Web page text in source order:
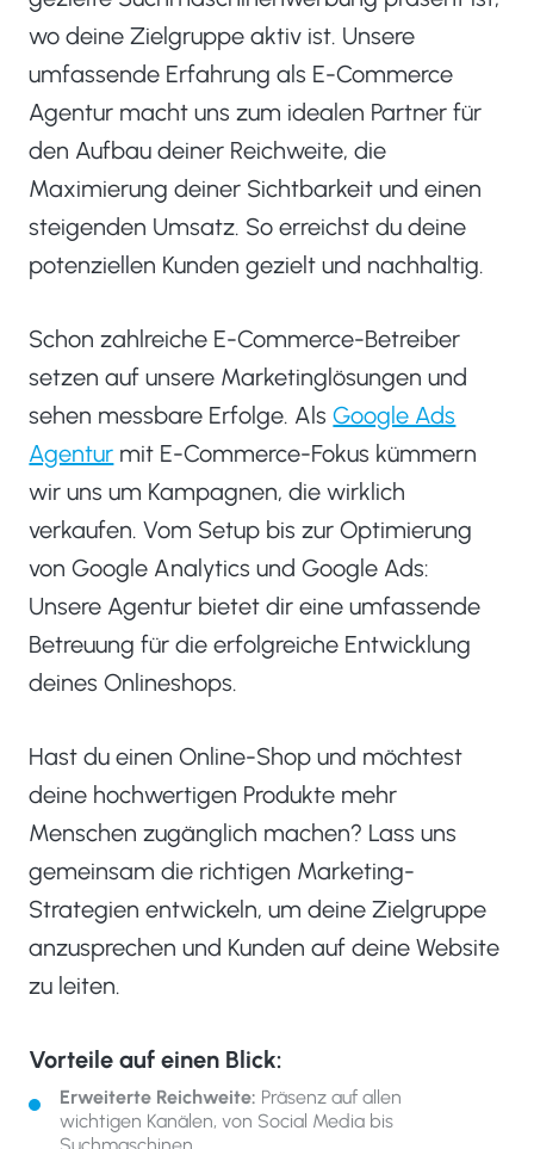
wo deine Zielgruppe aktiv ist. Unsere
umfassende Erfahrung als E-Commerce
Agentur macht uns zum idealen Partner für
den Aufbau deiner Reichweite, die
Maximierung deiner Sichtbarkeit und einen
steigenden Umsatz. So erreichst du deine
potenziellen Kunden gezielt und nachhaltig.
Schon zahlreiche E-Commerce-Betreiber
setzen auf unsere Marketinglösungen und
sehen messbare Erfolge. AlsGoogle Ads
Agentur mit E-Commerce-Fokus kümmern
wir uns um Kampagnen, die wirklich
verkaufen. Vom Setup bis zur Optimierung
von Google Analytics und Google Ads:
Unsere Agentur bietet dir eine umfassende
Betreuung für die erfolgreiche Entwicklung
deines Onlineshops.
Hast du einen Online-Shop und möchtest
deine hochwertigen Produkte mehr
Menschen zugänglich machen? Lass uns
gemeinsam die richtigen Marketing-
Strategien entwickeln, um deine Zielgruppe
anzusprechen und Kunden auf deine Website
zu leiten.
Vorteile auf einen Blick:
Erweiterte Reichweite: Präsenz auf allen
wichtigen Kanälen, von Social Media bis